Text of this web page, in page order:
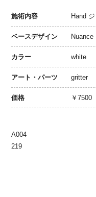
施術内容 Hand
ベースデザイン Nuance
カラー white
アート・パーツ gritter
価格 ￥7500
A004
219